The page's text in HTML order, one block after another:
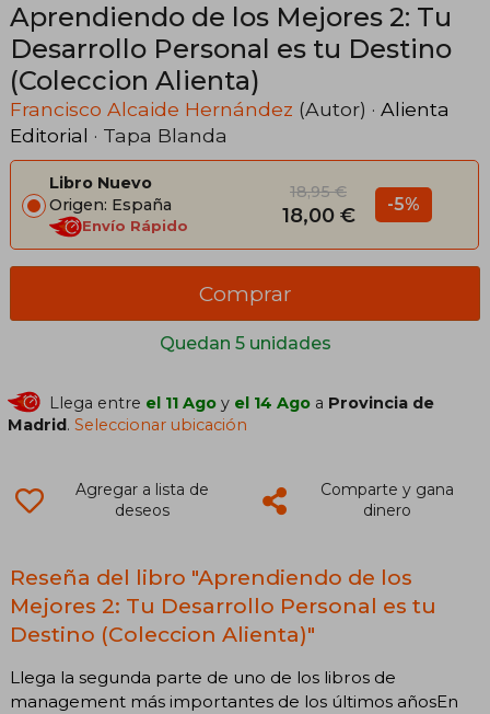
Aprendiendo de los Mejores 2: Tu
Desarrollo Personal es tu Destino
(Coleccion Alienta)
Francisco Alcaide Hernández (Autor) · Alienta
Editorial · Tapa Blanda
Libro Nuevo
Origen: España
Envío Rápido
18,95 €
18,00 € -5%
Quedan 5 unidades
Comprar
Llega entre el 11 Ago y el 14 Ago a Provincia de
Madrid.Seleccionar ubicación
Agregar a lista de
deseos
Comparte y gana
dinero
Reseña del libro "Aprendiendo de los
Mejores 2: Tu Desarrollo Personal es tu
Destino (Coleccion Alienta)"
Llega la segunda parte de uno de los libros de
management más importantes de los últimos añosEn